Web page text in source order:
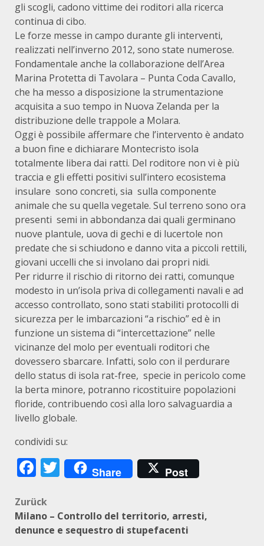
gli scogli, cadono vittime dei roditori alla ricerca
continua di cibo.
Le forze messe in campo durante gli interventi,
realizzati nell’inverno 2012, sono state numerose.
Fondamentale anche la collaborazione dell’Area
Marina Protetta di Tavolara – Punta Coda Cavallo,
che ha messo a disposizione la strumentazione
acquisita a suo tempo in Nuova Zelanda per la
distribuzione delle trappole a Molara.
Oggi è possibile affermare che l’intervento è andato
a buon fine e dichiarare Montecristo isola
totalmente libera dai ratti. Del roditore non vi è più
traccia e gli effetti positivi sull’intero ecosistema
insulare sono concreti, sia sulla componente
animale che su quella vegetale. Sul terreno sono ora
presenti semi in abbondanza dai quali germinano
nuove plantule, uova di gechi e di lucertole non
predate che si schiudono e danno vita a piccoli rettili,
giovani uccelli che si involano dai propri nidi.
Per ridurre il rischio di ritorno dei ratti, comunque
modesto in un’isola priva di collegamenti navali e ad
accesso controllato, sono stati stabiliti protocolli di
sicurezza per le imbarcazioni “a rischio” ed è in
funzione un sistema di “intercettazione” nelle
vicinanze del molo per eventuali roditori che
dovessero sbarcare. Infatti, solo con il perdurare
dello status di isola rat-free, specie in pericolo come
la berta minore, potranno ricostituire popolazioni
floride, contribuendo così alla loro salvaguardia a
livello globale.
condividi su:
Facebook
Twitter
Share Post
Beitragsnavigation
Zurück
Milano – Controllo del territorio, arresti,
denunce e sequestro di stupefacenti